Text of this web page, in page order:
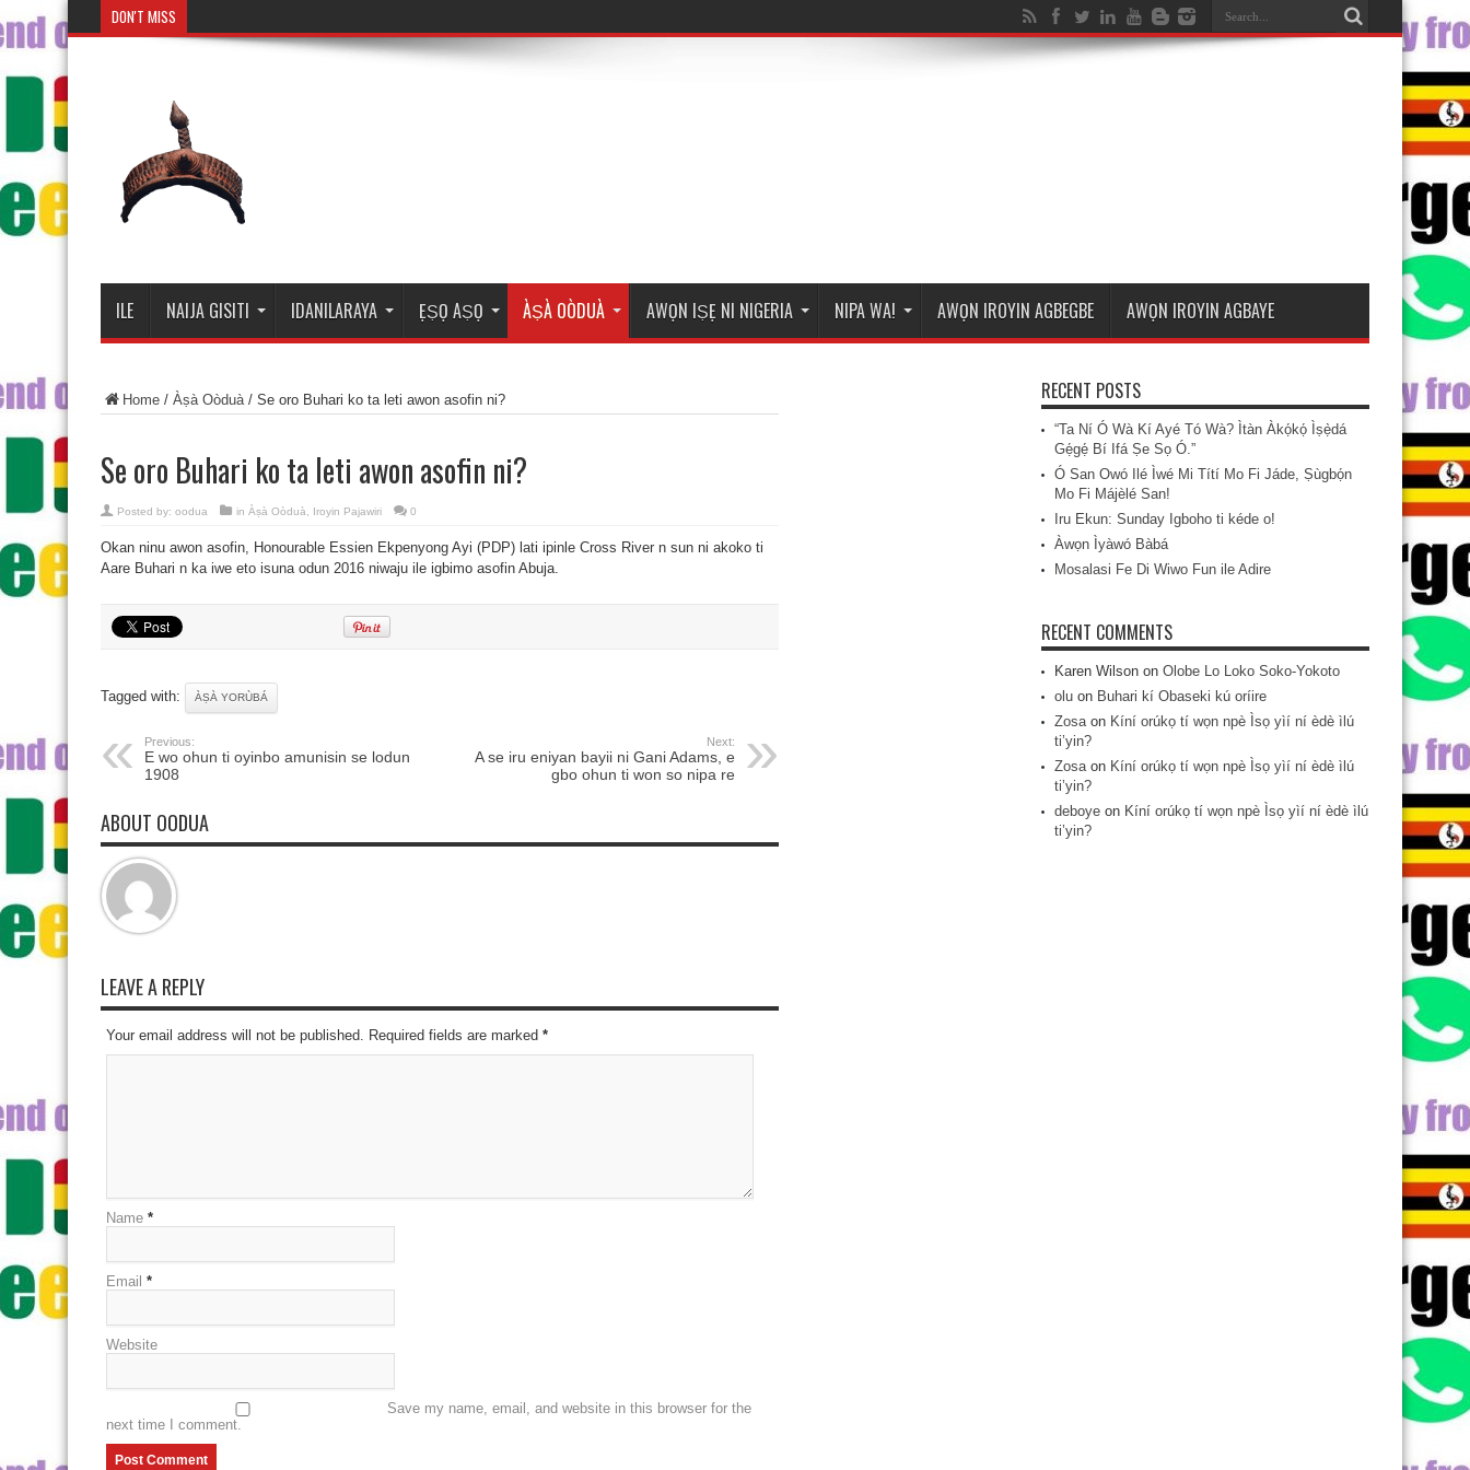
DON'T MISS
ILE NAIJA GISITI IDANILARAYA ẸṢỌ AṢỌ ÀṢÀ OÒDUÀ AWỌN IṢẸ NI NIGERIA NIPA WA! AWỌN IROYIN AGBEGBE AWỌN IROYIN AGBAYE
Home / Àṣà Oòduà/ Se oro Buhari ko ta leti awon asofin ni?
Se oro Buhari ko ta leti awon asofin ni?
Posted by: oodua in Àṣà Oòduà Iroyin Pajawiri 0
Okan ninu awon asofin, Honourable Essien Ekpenyong Ayi (PDP) lati ipinle Cross River n sun ni akoko ti
Aare Buhari n ka iwe eto isuna odun 2016 niwaju ile igbimo asofin Abuja.
Tagged with: ÀṢÀ YORÙBÁ
Previous:
E wo ohun ti oyinbo amunisin se lodun
1908
Next:
A se iru eniyan bayii ni Gani Adams, e
gbo ohun ti won so nipa re
ABOUT OODUA
LEAVE A REPLY
Your email address will not be published. Required fields are marked *
Name *
Email *
Website
Save my name, email, and website in this browser for the
next time I comment.
RECENT POSTS
“Ta Ní Ó Wà Kí Ayé Tó Wà? Ìtàn Àkọ́kọ́ Ìṣẹ̀dá
Gẹ́gẹ́ Bí Ifá Ṣe Sọ Ó.”
Ó San Owó Ilé Ìwé Mi Títí Mo Fi Jáde, Ṣùgbọ́n
Mo Fi Májèlé San!
Iru Ekun: Sunday Igboho ti kéde o!
Àwọn Ìyàwó Bàbá
Mosalasi Fe Di Wiwo Fun ile Adire
RECENT COMMENTS
Karen Wilson on Olobe Lo Loko Soko-Yokoto
olu on Buhari kí Obaseki kú oríire
Zosaon Kíní orúkọ tí wọn npè Ìsọ yìí ní èdè ìlú
ti’yin?
Zosaon Kíní orúkọ tí wọn npè Ìsọ yìí ní èdè ìlú
ti’yin?
deboye on Kíní orúkọ tí wọn npè Ìsọ yìí ní èdè ìlú
ti’yin?